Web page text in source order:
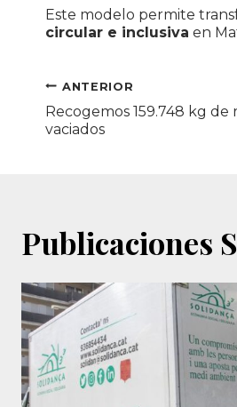
Este modelo permite
circular e inclusiva en
Navegación
de
ANTERIOR
Recogemos 159.748 kg
vaciados
Publicaciones